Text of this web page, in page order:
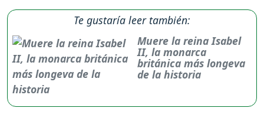
Te gustaría leer también:
Muere la reina Isabel
II, la monarca
británica más longeva
de la historia